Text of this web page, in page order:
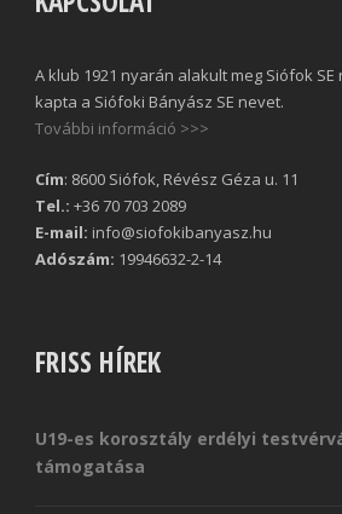
A klub 1921 nyarán alakult meg Siófok
kapta a Siófoki Bányász SE nevet.
További információ >>>
Cím: 8600 Siófok, Révész Géza u. 11
Tel.: +36 70 703 2089
E-mail: info@siofokibanyasz.hu
Adószám: 19946632-2-14
FRISS HÍREK
U19-es korosztály erdélyi
támogatása